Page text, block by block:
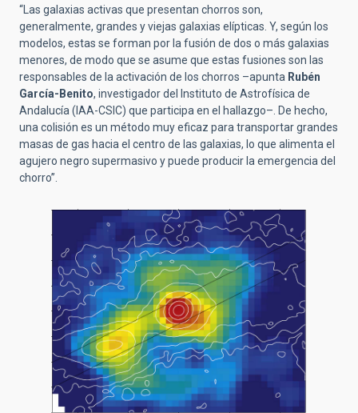
“Las galaxias activas que presentan chorros son,
generalmente, grandes y viejas galaxias elípticas. Y, según los
modelos, estas se forman por la fusión de dos o más galaxias
menores, de modo que se asume que estas fusiones son las
responsables de la activación de los chorros –apunta Rubén
García-Benito, investigador del Instituto de Astrofísica de
Andalucía (IAA-CSIC) que participa en el hallazgo–. De hecho,
una colisión es un método muy eficaz para transportar grandes
masas de gas hacia el centro de las galaxias, lo que alimenta el
agujero negro supermasivo y puede producir la emergencia del
chorro”.